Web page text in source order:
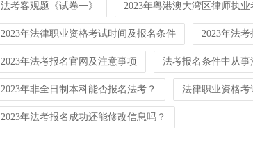
法考客观题《试卷一》 2023年粤港澳大湾区律师执
2023年法律职业资格考试时间及报名条件 2023年法
2023年法考报名官网及注意事项 法考报名条件中从事
2023年非全日制本科能否报名法考？ 法律职业资格考
2023年法考报名成功还能修改信息吗？